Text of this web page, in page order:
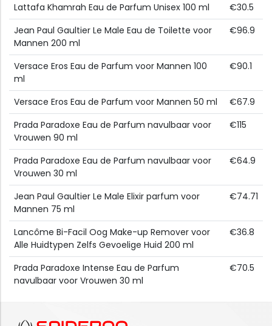
Lattafa Khamrah Eau de Parfum Unisex 100 ml
€30.5
Jean Paul Gaultier Le Male Eau de Toilette voor
Mannen 200 ml
€96.9
Versace Eros Eau de Parfum voor Mannen 100
ml
€90.1
Versace Eros Eau de Parfum voor Mannen 50 ml
€67.9
Prada Paradoxe Eau de Parfum navulbaar voor
Vrouwen 90 ml
€115
Prada Paradoxe Eau de Parfum navulbaar voor
Vrouwen 30 ml
€64.9
Jean Paul Gaultier Le Male Elixir parfum voor
Mannen 75 ml
€74.71
Lancôme Bi-Facil Oog Make-up Remover voor
Alle Huidtypen Zelfs Gevoelige Huid 200 ml
€36.8
Prada Paradoxe Intense Eau de Parfum
navulbaar voor Vrouwen 30 ml
€70.5